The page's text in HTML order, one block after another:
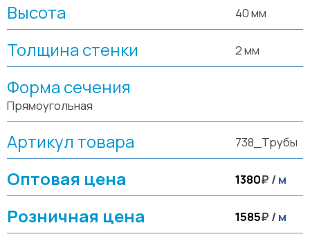
Высота 40 мм
Толщина стенки 2 мм
Форма сечения
Прямоугольная
Артикул товара 738_Трубы
Оптовая цена 1380₽ /м
Розничная цена 1585₽ /м